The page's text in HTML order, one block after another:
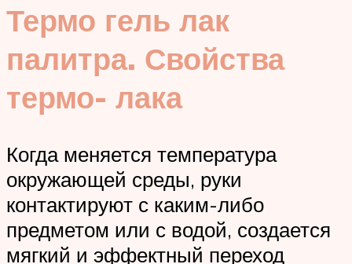
Термо гель лак
палитра. Свойства
термо- лака
Когда меняется температура
окружающей среды, руки
контактируют с каким-либо
предметом или с водой, создается
мягкий и эффектный переход